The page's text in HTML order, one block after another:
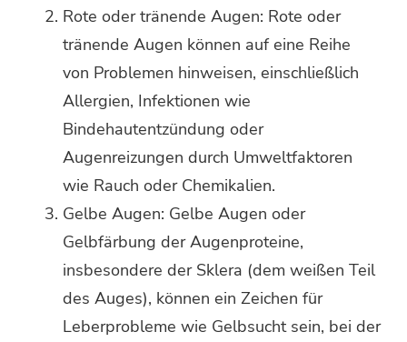
Rote oder tränende Augen: Rote oder
tränende Augen können auf eine Reihe
von Problemen hinweisen, einschließlich
Allergien, Infektionen wie
Bindehautentzündung oder
Augenreizungen durch Umweltfaktoren
wie Rauch oder Chemikalien.
Gelbe Augen: Gelbe Augen oder
Gelbfärbung der Augenproteine,
insbesondere der Sklera (dem weißen Teil
des Auges), können ein Zeichen für
Leberprobleme wie Gelbsucht sein, bei der